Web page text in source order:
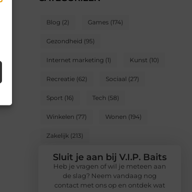
Blog (2) Games (174)
Gezondheid (95)
Internet marketing (1) Kunst (10)
Recreatie (62) Sociaal (27)
Sport (16) Tech (58)
Winkelen (77) Wonen (194)
Zakelijk (213)
Sluit je aan bij V.I.P. Baits
Heb je vragen of wil je meteen aan
de slag? Neem vandaag nog
contact met ons op en ontdek wat